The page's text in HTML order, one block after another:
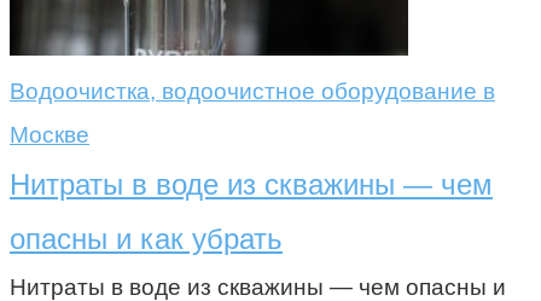
Водоочистка, водоочистное оборудование в
Москве
Нитраты в воде из скважины — чем
опасны и как убрать
Нитраты в воде из скважины — чем опасны и